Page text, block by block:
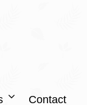
Contact